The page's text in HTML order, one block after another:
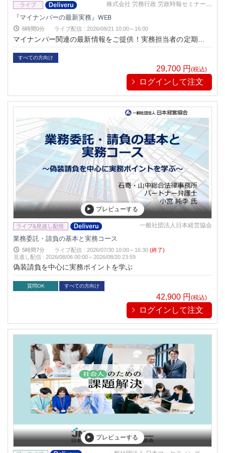
株式会社 労務行政 労政時報セミナー事
『マイナンバーの最新実務』WEB
6時間0分 ライブ配信 : 2026/08/21 10:00～16:00
マイナンバー関連の最新情報をご提供！実務担当者の定期研修
にも最適です
すべての方向け
29,700 円(税込)
ログインして注文
プレビューする
一般社団法人日本経営協会
業務委託・請負の基本と実務コース
5時間7分 ライブ配信 : 2026/07/30 10:00～16:30 (終了)
見逃し配信 :2026/08/06 00:00～2026/08/20 23:59
偽装請負を中心に実務ポイントを学ぶ
質問OK すべての方向け
42,900 円(税込)
ログインして注文
プレビューする